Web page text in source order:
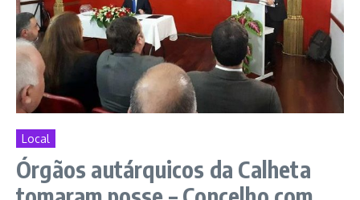
Local
Órgãos autárquicos da Calheta